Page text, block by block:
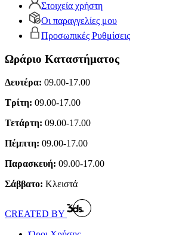
Στοιχεία χρήστη
Οι παραγγελίες μου
Προσωπικές Ρυθμίσεις
Ωράριο Καταστήματος
Δευτέρα: 09.00-17.00
Τρίτη: 09.00-17.00
Τετάρτη: 09.00-17.00
Πέμπτη: 09.00-17.00
Παρασκευή: 09.00-17.00
Σάββατο: Κλειστά
CREATED BY